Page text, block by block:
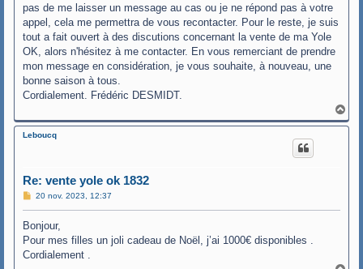
pas de me laisser un message au cas ou je ne répond pas à votre
appel, cela me permettra de vous recontacter. Pour le reste, je suis
tout a fait ouvert à des discutions concernant la vente de ma Yole
OK, alors n'hésitez à me contacter. En vous remerciant de prendre
mon message en considération, je vous souhaite, à nouveau, une
bonne saison à tous.
Cordialement. Frédéric DESMIDT.
a
u
Leboucq
Re: vente yole ok 1832
M
s
g
e
20 nov. 2023, 12:37
Bonjour,
Pour mes filles un joli cadeau de Noël, j’ai 1000€ disponibles .
Cordialement .